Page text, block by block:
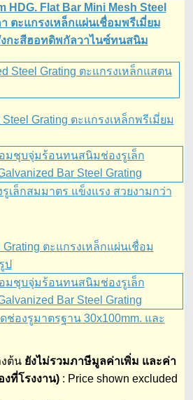
HDG. Flat Bar Mini Mesh Steel
ตะแกรงเหล็กแผ่นเชื่อมพรีเมี่ยม
กะสีฮอทดิพกัลวาไนซ์ทนสนิม
Grating ตะแกรงเหล็กพรีเมี่ยม
เล็กสมมาตร แข็งแรง สวยงามกว่า
ตะแกรงเหล็กแผ่นเชื่อม
ป
ช่องรูมาตรฐาน 30x100mm. และ
ต้น ยังไม่รวมภาษีมูลค่าเพิ่ม และค่า
งที่โรงงาน) : Price shown excluded